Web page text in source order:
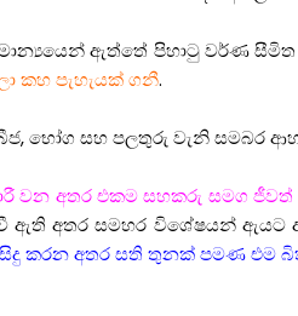
ඇත්තේ පිහාටු වර්ණ
කහ පැහැයක් ගනී.
බීජ, භෝග සහ පලතුරු වැනි සමබර
වන අතර එකම සහකරු සමග ජීවත්
වී ඇති අතර සමහර විශේෂයන්
කරන අතර සති තුනක් පමණ එම